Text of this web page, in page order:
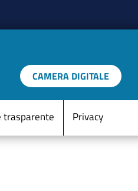
CAMERA DIGITALE
trasparente Privacy